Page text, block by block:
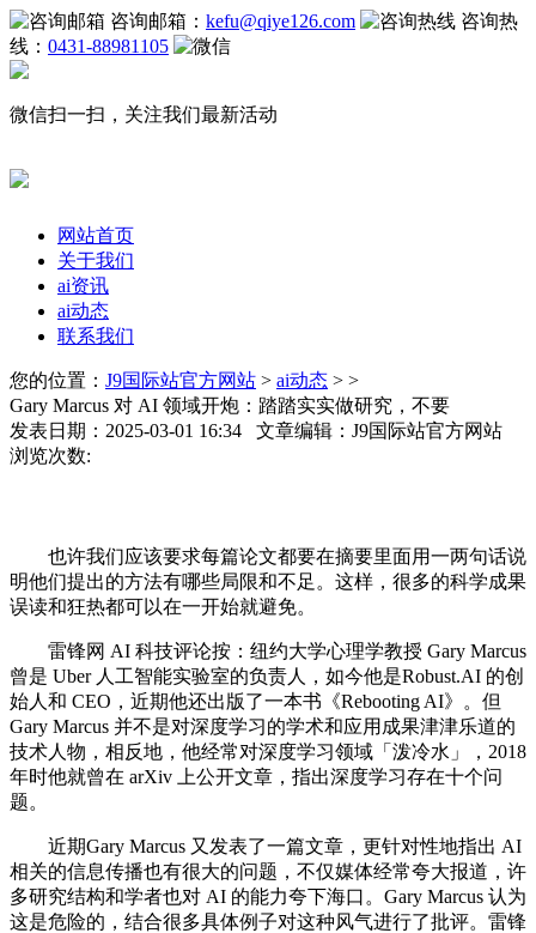
咨询邮箱： kefu@qiye126.com
咨询热
线： 0431-88981105
微信扫一扫，关注我们最新活动
网站首页
关于我们
ai资讯
ai动态
联系我们
您的位置： J9国际站官方网站 > ai动态 > >
Gary Marcus 对 AI 领域开炮：踏踏实实做研究，不要
发表日期：2025-03-01 16:34 文章编辑：J9国际站官方网站
浏览次数:
也许我们应该要求每篇论文都要在摘要里面用一两句话说
明他们提出的方法有哪些局限和不足。这样，很多的科学成果
误读和狂热都可以在一开始就避免。
雷锋网 AI 科技评论按：纽约大学心理学教授 Gary Marcus
曾是 Uber 人工智能实验室的负责人，如今他是Robust.AI 的创
始人和 CEO，近期他还出版了一本书《Rebooting AI》。但
Gary Marcus 并不是对深度学习的学术和应用成果津津乐道的
技术人物，相反地，他经常对深度学习领域「泼冷水」，2018
年时他就曾在 arXiv 上公开文章，指出深度学习存在十个问
题。
近期Gary Marcus 又发表了一篇文章，更针对性地指出 AI
相关的信息传播也有很大的问题，不仅媒体经常夸大报道，许
多研究结构和学者也对 AI 的能力夸下海口。Gary Marcus 认为
这是危险的，结合很多具体例子对这种风气进行了批评。雷锋